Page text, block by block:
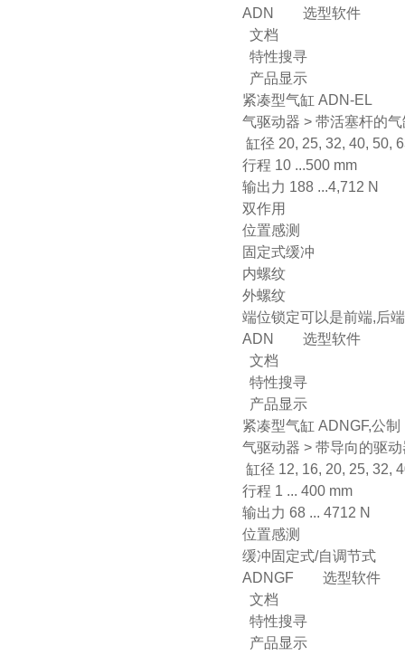
ADN 选型软件
文档
特性搜寻
产品显示
紧凑型气缸 ADN-EL
气驱动器 > 带活塞杆的
缸径 20, 25, 32, 40, 50,
行程 10 ...500 mm
输出力 188 ...4,712 N
双作用
位置感测
固定式缓冲
内螺纹
外螺纹
端位锁定可以是前端,后
ADN 选型软件
文档
特性搜寻
产品显示
紧凑型气缸 ADNGF,公制
气驱动器 > 带导向的驱
缸径 12, 16, 20, 25, 32,
行程 1 ... 400 mm
输出力 68 ... 4712 N
位置感测
缓冲固定式/自调节式
ADNGF 选型软件
文档
特性搜寻
产品显示